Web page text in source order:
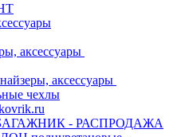
аксессуары
аксессуары
чехлы
БАГАЖНИК - РАСПРОДАЖА